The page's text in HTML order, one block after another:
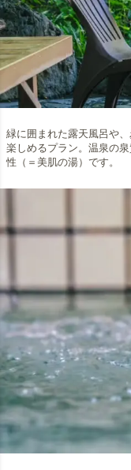
緑に囲まれた露天風呂や
楽しめるプラン。温泉の
性（＝美肌の湯）です。